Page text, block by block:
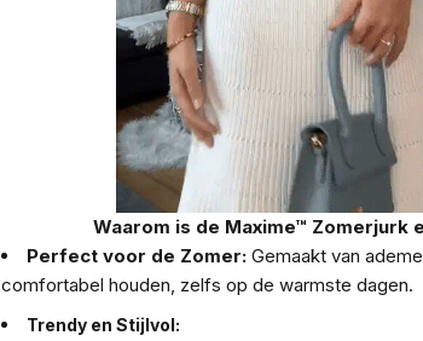
Waarom is de Maxime™ Zomerjurk
Perfect voor de Zomer: Gemaakt van
comfortabel houden, zelfs op de warmste dagen.
Trendy en Stijlvol: